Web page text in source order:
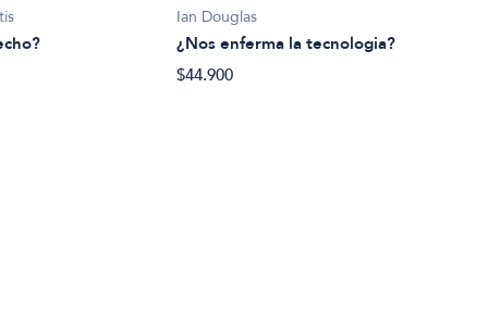
Ian Douglas
¿Nos enferma la tecnologia?
$44.900